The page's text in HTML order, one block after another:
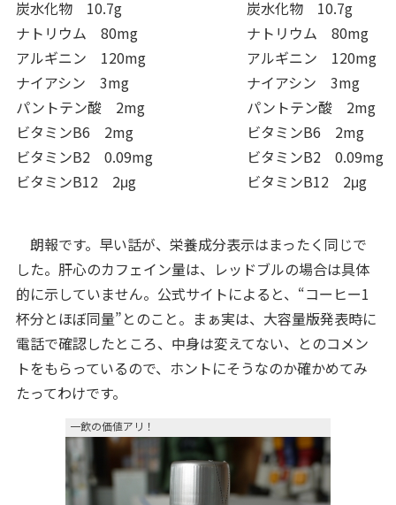
炭水化物 10.7g
炭水化物 10.7g
ナトリウム 80mg
ナトリウム 80mg
アルギニン 120mg
アルギニン 120mg
ナイアシン 3mg
ナイアシン 3mg
パントテン酸 2mg
パントテン酸 2mg
ビタミンB6 2mg
ビタミンB6 2mg
ビタミンB2 0.09mg
ビタミンB2 0.09mg
ビタミンB12 2μg
ビタミンB12 2μg
朗報です。早い話が、栄養成分表示はまったく同じで
した。肝心のカフェイン量は、レッドブルの場合は具体
的に示していません。公式サイトによると、“コーヒー1
杯分とほぼ同量”とのこと。まぁ実は、大容量版発表時に
電話で確認したところ、中身は変えてない、とのコメン
トをもらっているので、ホントにそうなのか確かめてみ
たってわけです。
一飲の価値アリ！